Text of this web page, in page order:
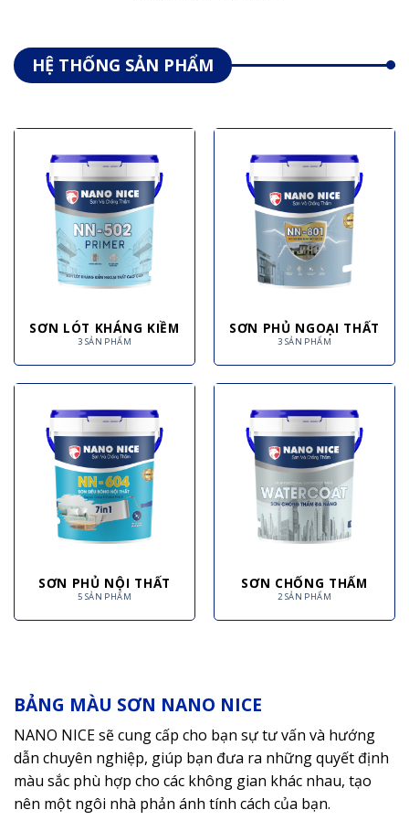
HỆ THỐNG SẢN PHẨM
SƠN LÓT KHÁNG KIỀM
3 SẢN PHẨM
SƠN PHỦ NGOẠI THẤT
3 SẢN PHẨM
SƠN PHỦ NỘI THẤT
5 SẢN PHẨM
SƠN CHỐNG THẤM
2 SẢN PHẨM
BẢNG MÀU SƠN NANO NICE
NANO NICE sẽ cung cấp cho bạn sự tư vấn và hướng
dẫn chuyên nghiệp, giúp bạn đưa ra những quyết định
màu sắc phù hợp cho các không gian khác nhau, tạo
nên một ngôi nhà phản ánh tính cách của bạn.